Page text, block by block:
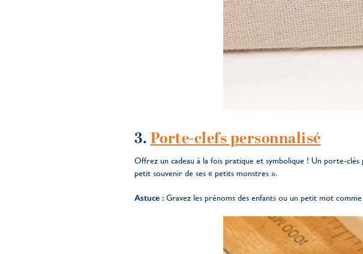
3.Porte-clefs personnalisé
Offrez un cadeau à la fois pratique et symbolique ! Un porte-
petit souvenir de ses « petits monstres ».
Astuce : Gravez les prénoms des enfants ou un petit mot